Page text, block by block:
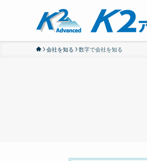
会社を知る 数字で会社を知る